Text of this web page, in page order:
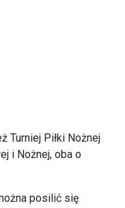
Turniej Piłki Nożnej
i Nożnej, oba o
posilić się